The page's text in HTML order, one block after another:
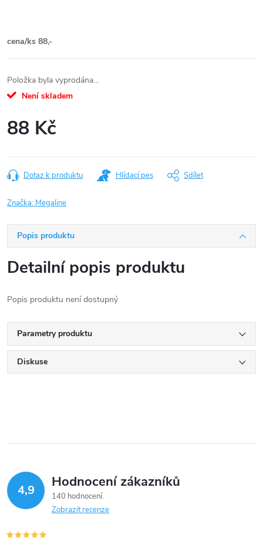
cena/ks 88,-
Položka byla vyprodána…
Není skladem
88 Kč
cena:
Dotaz k produktu Hlídací pes Sdílet
Značka: Megaline
Popis produktu
Detailní popis produktu
Popis produktu není dostupný
Parametry produktu
Diskuse
4,9 Hodnocení zákazníků
140 hodnocení
Zobrazit recenze